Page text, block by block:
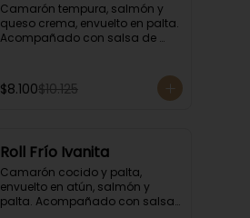
Camarón tempura, salmón y
queso crema, envuelto en palta.
Acompañado con salsa de
$8.100$10.125
Roll Frío Ivanita
Camarón cocido y palta,
envuelto en atún, salmón y
palta. Acompañado con salsa